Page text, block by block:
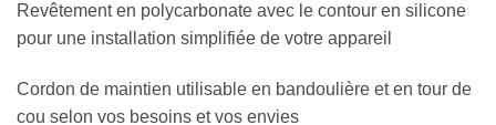
Revêtement en polycarbonate avec le contour en silicone
pour une installation simplifiée de votre appareil
Cordon de maintien utilisable en bandoulière et en tour de
cou selon vos besoins et vos envies